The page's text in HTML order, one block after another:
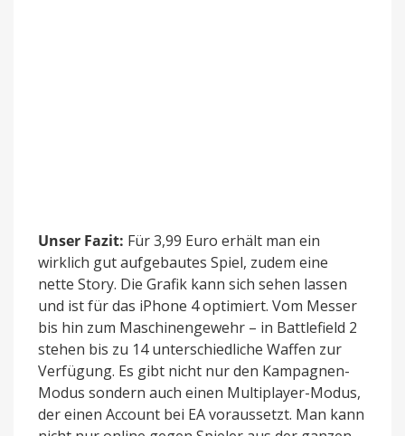
Unser Fazit: Für 3,99 Euro erhält man ein
wirklich gut aufgebautes Spiel, zudem eine
nette Story. Die Grafik kann sich sehen lassen
und ist für das iPhone 4 optimiert. Vom Messer
bis hin zum Maschinengewehr – in Battlefield 2
stehen bis zu 14 unterschiedliche Waffen zur
Verfügung. Es gibt nicht nur den Kampagnen-
Modus sondern auch einen Multiplayer-Modus,
der einen Account bei EA voraussetzt. Man kann